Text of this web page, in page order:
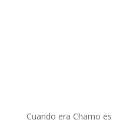
Cuando era Chamo